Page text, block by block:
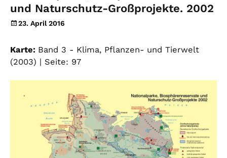
und Naturschutz-Großprojekte. 2002
23. April 2016
Karte: Band 3 - Klima, Pflanzen- und Tierwelt
(2003) | Seite: 97